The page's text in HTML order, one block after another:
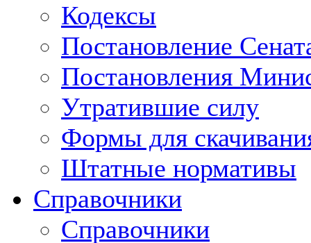
Кодексы
Постановление
Постановления
Утратившие силу
Формы для
Штатные нормативы
Справочники
Справочники